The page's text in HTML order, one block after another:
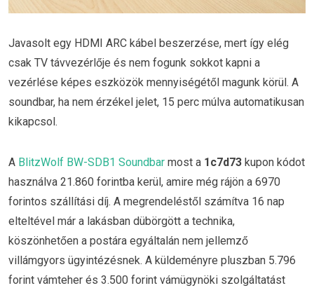
Javasolt egy HDMI ARC kábel beszerzése, mert így elég
csak TV távvezérlője és nem fogunk sokkot kapni a
vezérlése képes eszközök mennyiségétől magunk körül. A
soundbar, ha nem érzékel jelet, 15 perc múlva automatikusan
kikapcsol.
A BlitzWolf BW-SDB1 Soundbar most a 1c7d73 kupon kódot
használva 21.860 forintba kerül, amire még rájön a 6970
forintos szállítási díj. A megrendeléstől számítva 16 nap
elteltével már a lakásban dübörgött a technika,
köszönhetően a postára egyáltalán nem jellemző
villámgyors ügyintézésnek. A küldeményre pluszban 5.796
forint vámteher és 3.500 forint vámügynöki szolgáltatást